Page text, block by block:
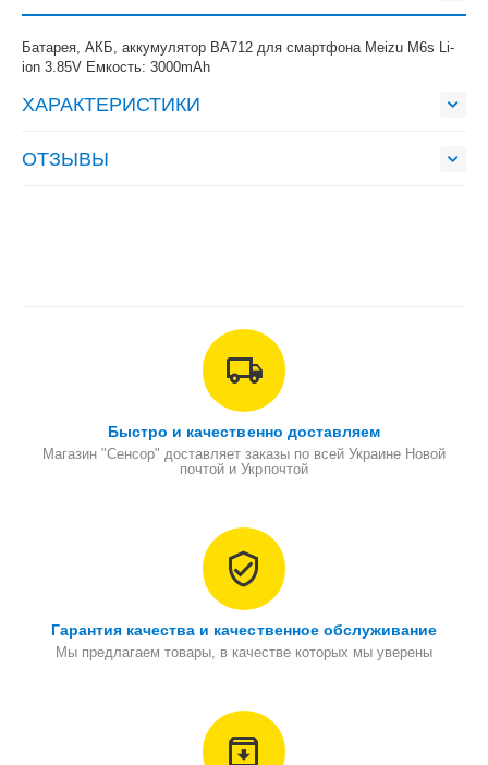
Батарея, АКБ, аккумулятор BA712 для смартфона Meizu M6s Li-
ion 3.85V Емкость: 3000mAh
ХАРАКТЕРИСТИКИ
ОТЗЫВЫ
Быстро и качественно доставляем
Магазин "Сенсор" доставляет заказы по всей Украине Новой
почтой и Укрпочтой
Гарантия качества и качественное обслуживание
Мы предлагаем товары, в качестве которых мы уверены